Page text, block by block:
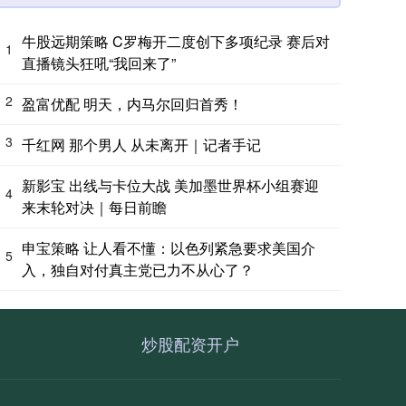
1
牛股远期策略 C罗梅开二度创下多项纪录 赛后对
直播镜头狂吼“我回来了”
2 盈富优配 明天，内马尔回归首秀！
3 千红网 那个男人 从未离开｜记者手记
4 新影宝 出线与卡位大战 美加墨世界杯小组赛迎
来末轮对决｜每日前瞻
5 申宝策略 让人看不懂：以色列紧急要求美国介
入，独自对付真主党已力不从心了？
炒股配资开户